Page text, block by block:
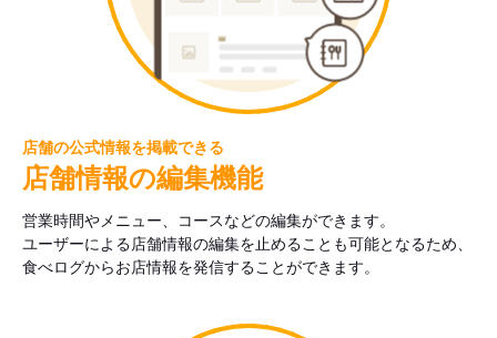
店舗の公式情報を掲載できる
店舗情報の編集機能
営業時間やメニュー、コースなどの編集ができます。
ユーザーによる店舗情報の編集を止めることも可能となるため、
食べログからお店情報を発信することができます。